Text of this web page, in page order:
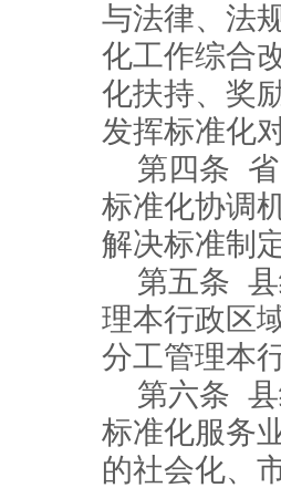
与法律、法
化工作综合
化扶持、奖
发挥标准化
第四条
标准化协调
解决标准制
第五条
理本行政区
分工管理本
第六条
标准化服务
的社会化、